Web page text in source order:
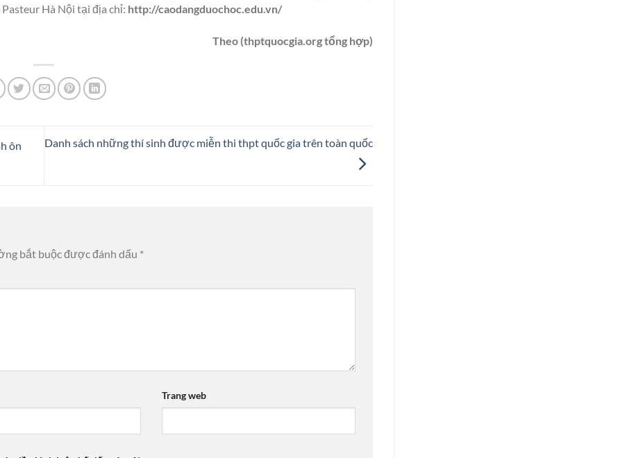
Hà Nội tại địa chỉ: http://caodangduochoc.edu.vn/
Theo (thptquocgia.org tổng hợp)
ôn
Danh sách những thí sinh được miễn thi thpt quốc gia trên toàn quốc
bắt buộc được đánh dấu *
Trang web